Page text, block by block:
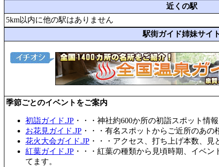
近くの駅
5km以内に他の駅はありません
駅街ガイド姉妹サイ
季節ごとのイベントをご案内
初詣ガイド.JP ・・・神社約600か所の初詣スポット情
お花見ガイド.JP ・・・有名スポットからご近所のあ
花火大会ガイド.JP ・・・アクセス、打ち上げ本数、
紅葉ガイド.JP ・・・紅葉の種類から見頃時期、イベ
てます。